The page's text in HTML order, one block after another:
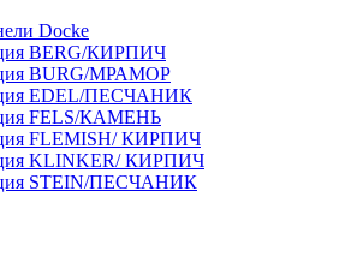
Docke
BERG/КИРПИЧ
BURG/МРАМОР
EDEL/ПЕСЧАНИК
FELS/КАМЕНЬ
FLEMISH/ КИРПИЧ
KLINKER/ КИРПИЧ
STEIN/ПЕСЧАНИК